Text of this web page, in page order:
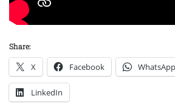
Share:
X Facebook WhatsApp
LinkedIn